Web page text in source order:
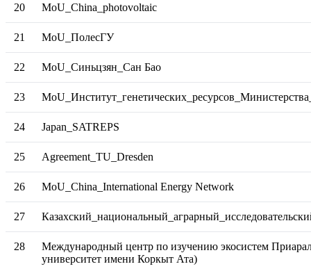
20 МoU_China_photovoltaic
21 MoU_ПолесГУ
22 МоU_Синьцзян_Сан Бао
23
24 Japan_SATREPS
25 Agreement_TU_Dresden
26 MoU_China_International Energy Network
27
28
Международный центр по изучению экосистем
университет имени Коркыт Ата)